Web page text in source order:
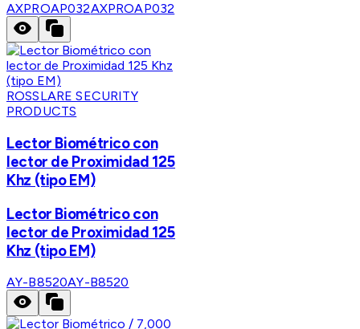
AXPROAP032AXPROAP032
ROSSLARE SECURITY
PRODUCTS
Lector Biométrico con
lector de Proximidad 125
Khz (tipo EM)
Lector Biométrico con
lector de Proximidad 125
Khz (tipo EM)
AY-B8520AY-B8520